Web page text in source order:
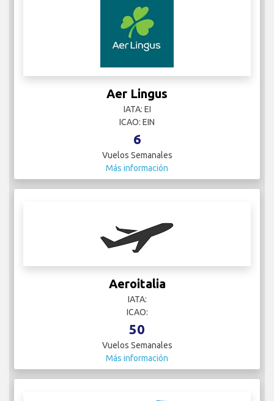
Aer Lingus
IATA: EI
ICAO: EIN
6
Vuelos Semanales
Más información
Aeroitalia
IATA:
ICAO:
50
Vuelos Semanales
Más información